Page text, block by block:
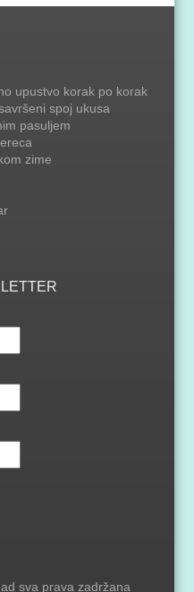
upustvo korak po korak
spoj ukusa
pasuljem
zime
sva prava zadržana